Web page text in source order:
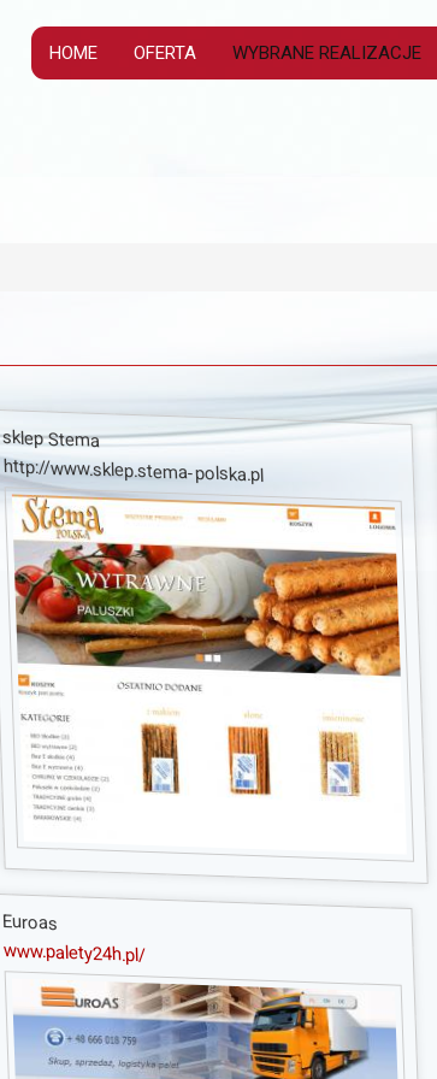
HOME OFERTA WYBRANE REALIZACJE
sklep Stema
http://www.sklep.stema-polska.pl
Euroas
www.palety24h.pl/